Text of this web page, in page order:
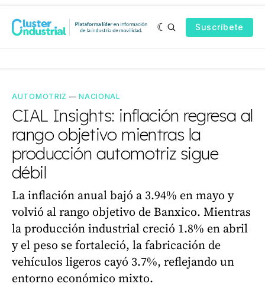
Suscríbete
AUTOMOTRIZ —NACIONAL
CIAL Insights: inflación regresa al
rango objetivo mientras la
producción automotriz sigue
débil
La inflación anual bajó a 3.94% en mayo y
volvió al rango objetivo de Banxico. Mientras
la producción industrial creció 1.8% en abril
y el peso se fortaleció, la fabricación de
vehículos ligeros cayó 3.7%, reflejando un
entorno económico mixto.